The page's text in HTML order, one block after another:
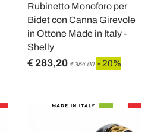
Rubinetto Monoforo per
Bidet con Canna Girevole
in Ottone Made in Italy -
Shelly
€ 283,20 € 354,00 - 20%